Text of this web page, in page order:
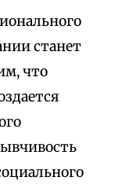
станет
что